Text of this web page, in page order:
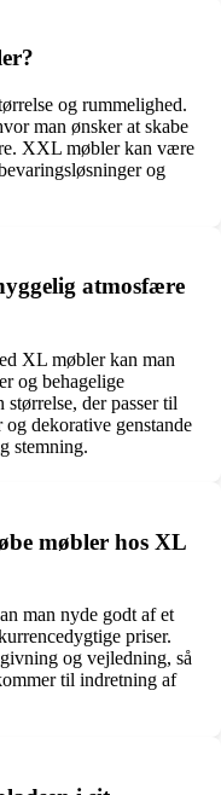
og rummelighed.
man ønsker at skabe
XXL møbler kan være
og
atmosfære
XL møbler kan man
og behagelige
der passer til
dekorative genstande
stemning.
møbler hos XL
man nyde godt af et
priser.
og vejledning, så
til indretning af